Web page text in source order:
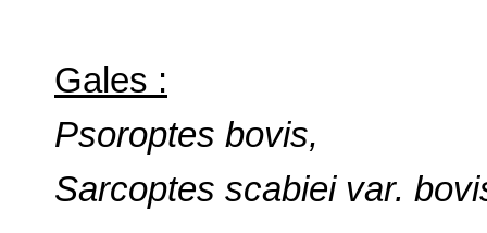
Gales :
Psoroptes bovis,
Sarcoptes scabiei var.